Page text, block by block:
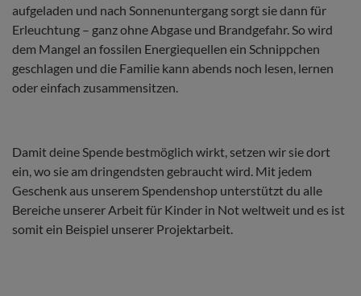
aufgeladen und nach Sonnenuntergang sorgt sie dann für
Erleuchtung – ganz ohne Abgase und Brandgefahr. So wird
dem Mangel an fossilen Energiequellen ein Schnippchen
geschlagen und die Familie kann abends noch lesen, lernen
oder einfach zusammensitzen.
Damit deine Spende bestmöglich wirkt, setzen wir sie dort
ein, wo sie am dringendsten gebraucht wird. Mit jedem
Geschenk aus unserem Spendenshop unterstützt du alle
Bereiche unserer Arbeit für Kinder in Not weltweit und es ist
somit ein Beispiel unserer Projektarbeit.